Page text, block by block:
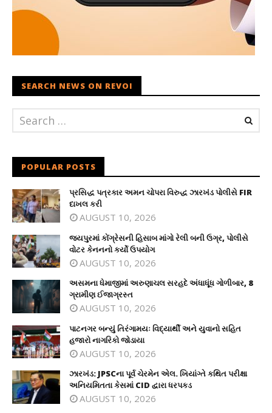
SEARCH NEWS ON REVOI
POPULAR POSTS
પ્રસિદ્ધ પત્રકાર અમન ચોપરા વિરુદ્ધ ઝારખંડ પોલીસે FIR
દાખલ કરી
AUGUST 10, 2026
જયપુરમાં કોંગ્રેસની હિસાબ માંગો રેલી બની ઉગ્ર, પોલીસે
વોટર કેનનનો કર્યો ઉપયોગ
AUGUST 10, 2026
અસમના ધેમાજીમાં અરુણાચલ સરહદે અંધાધૂંધ ગોળીબાર, 8
ગ્રામીણ ઈજાગ્રસ્ત
AUGUST 10, 2026
પાટનગર બન્યું તિરંગામયઃ વિદ્યાર્થી અને યુવાનો સહિત
હજારો નાગરિકો જોડાયા
AUGUST 10, 2026
ઝારખંડ: JPSCના પૂર્વ ચેરમેન એલ. ખિયાંગ્તે કથિત પરીક્ષા
અનિયમિતતા કેસમાં CID દ્વારા ધરપકડ
AUGUST 10, 2026